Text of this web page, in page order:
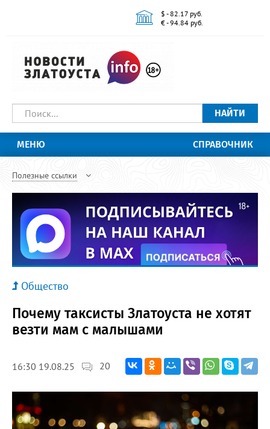
$ - 82.17 руб.
€ - 94.84 руб.
НАЙТИ
МЕНЮ СПРАВОЧНИК
Полезные ссылки
Общество
Почему таксисты Златоуста не хотят
везти мам с малышами
16:30 19.08.25 20